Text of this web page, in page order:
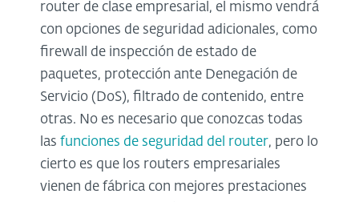
router de clase empresarial, el mismo vendrá
con opciones de seguridad adicionales, como
firewall de inspección de estado de
paquetes, protección ante Denegación de
Servicio (DoS), filtrado de contenido, entre
otras. No es necesario que conozcas todas
las funciones de seguridad del router, pero lo
cierto es que los routers empresariales
vienen de fábrica con mejores prestaciones